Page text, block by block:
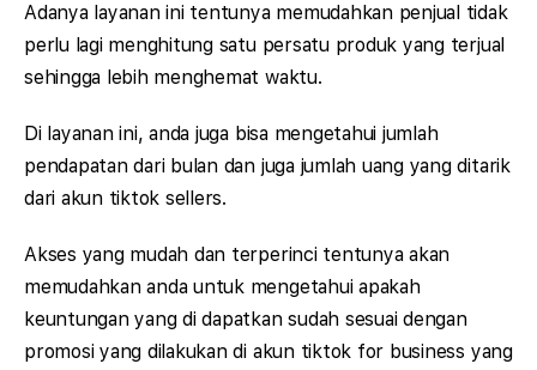
Adanya layanan ini tentunya memudahkan penjual tidak
perlu lagi menghitung satu persatu produk yang terjual
sehingga lebih menghemat waktu.
Di layanan ini, anda juga bisa mengetahui jumlah
pendapatan dari bulan dan juga jumlah uang yang ditarik
dari akun tiktok sellers.
Akses yang mudah dan terperinci tentunya akan
memudahkan anda untuk mengetahui apakah
keuntungan yang di dapatkan sudah sesuai dengan
promosi yang dilakukan di akun tiktok for business yang